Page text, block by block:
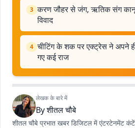
3 करण जौहर से जंग, ऋतिक संग
विवाद
4 चीटिंग के शक पर एक्ट्रेस ने अपने
गए कई राज
लेखक के बारे में
Byशीतल चौबे
शीतल चौबे प्रभात खबर डिजिटल में एंटरटेनमेंट